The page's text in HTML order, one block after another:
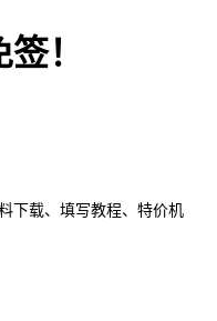
！
下载、填写教程、特价机